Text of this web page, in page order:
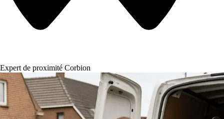
Expert de proximité Corbion